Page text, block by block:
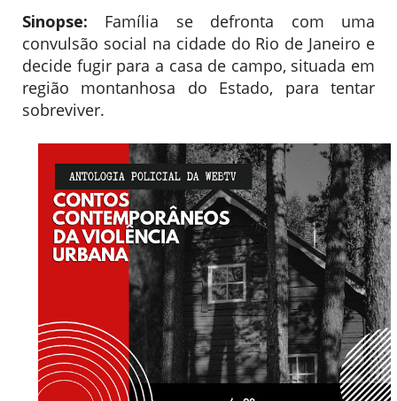
Sinopse: Família se defronta com uma
convulsão social na cidade do Rio de Janeiro e
decide fugir para a casa de campo, situada em
região montanhosa do Estado, para tentar
sobreviver.